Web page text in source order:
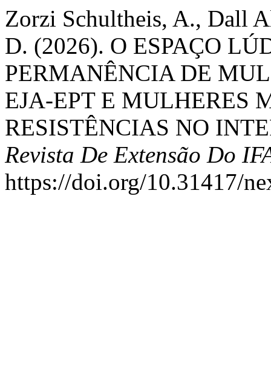
Zorzi Schultheis, A., Dall
D. (2026). O ESPAÇO
PERMANÊNCIA DE
EJA-EPT E MULHERES
RESISTÊNCIAS NO
Revista De Extensão Do
https://doi.org/10.31417/